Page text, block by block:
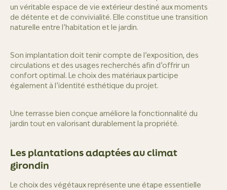
un véritable espace de vie extérieur destiné aux moments
de détente et de convivialité. Elle constitue une transition
naturelle entre l’habitation et le jardin.
Son implantation doit tenir compte de l’exposition, des
circulations et des usages recherchés afin d’offrir un
confort optimal. Le choix des matériaux participe
également à l’identité esthétique du projet.
Une terrasse bien conçue améliore la fonctionnalité du
jardin tout en valorisant durablement la propriété.
Les plantations adaptées au climat
girondin
Le choix des végétaux représente une étape essentielle